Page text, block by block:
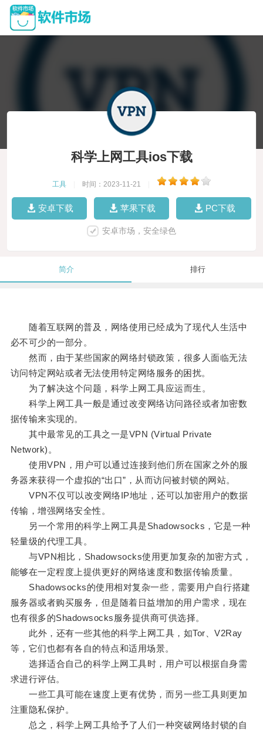
科学上网工具ios下载
工具 时间：2023-11-21
安卓下载 苹果下载 PC下载
安卓市场，安全绿色
简介 排行
随着互联网的普及，网络使用已经成为了现代人生活中
必不可少的一部分。
然而，由于某些国家的网络封锁政策，很多人面临无法
访问特定网站或者无法使用特定网络服务的困扰。
为了解决这个问题，科学上网工具应运而生。
科学上网工具一般是通过改变网络访问路径或者加密数
据传输来实现的。
其中最常见的工具之一是VPN (Virtual Private
Network)。
使用VPN，用户可以通过连接到他们所在国家之外的服
务器来获得一个虚拟的“出口”，从而访问被封锁的网站。
VPN不仅可以改变网络IP地址，还可以加密用户的数据
传输，增强网络安全性。
另一个常用的科学上网工具是Shadowsocks，它是一种
轻量级的代理工具。
与VPN相比，Shadowsocks使用更加复杂的加密方式，
能够在一定程度上提供更好的网络速度和数据传输质量。
Shadowsocks的使用相对复杂一些，需要用户自行搭建
服务器或者购买服务，但是随着日益增加的用户需求，现在
也有很多的Shadowsocks服务提供商可供选择。
此外，还有一些其他的科学上网工具，如Tor、V2Ray
等，它们也都有各自的特点和适用场景。
选择适合自己的科学上网工具时，用户可以根据自身需
求进行评估。
一些工具可能在速度上更有优势，而另一些工具则更加
注重隐私保护。
总之，科学上网工具给予了人们一种突破网络封锁的自